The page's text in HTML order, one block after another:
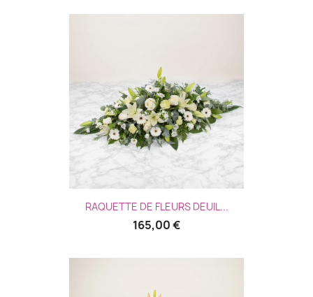
RAQUETTE DE FLEURS DEUIL...
165,00 €